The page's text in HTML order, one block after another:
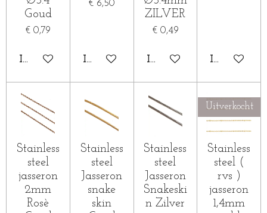
Goud
€ 0,79
IN WINKELWAGEN
€ 6,50
IN WINKELWAGEN
ZILVER
€ 0,49
IN WINKELWAGEN
IN
Stainless
steel
jasseron
2mm
Rosè
Stainless
steel
Jasseron
snake
skin
Stainless
steel
Jasseron
Snakeski
n Zilver
Uitverkocht
Stainless
steel (
rvs )
jasseron
1,4mm